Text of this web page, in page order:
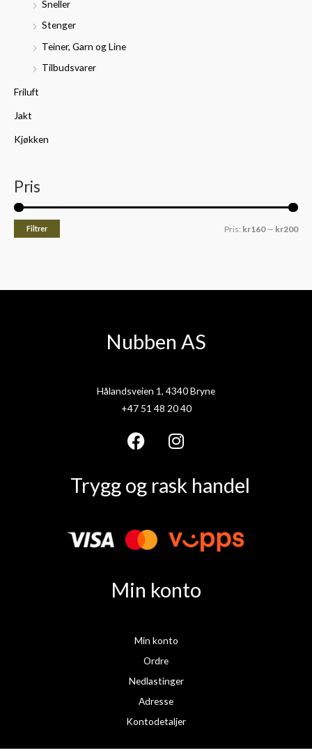
Sneller
Stenger
Teiner, Garn og Line
Tilbudsvarer
Friluft
Jakt
Kjøkken
Pris
Filtrer Pris: kr160— kr200
Nubben AS
Hålandsveien 1, 4340 Bryne
+47 51 48 20 40
F
c
b
o
I
n
s
g
m
Trygg og rask handel
Min konto
Min konto
Ordre
Nedlastinger
Adresse
Kontodetaljer